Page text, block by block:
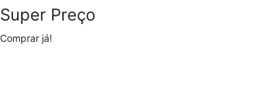
Super Preço
Comprar já!